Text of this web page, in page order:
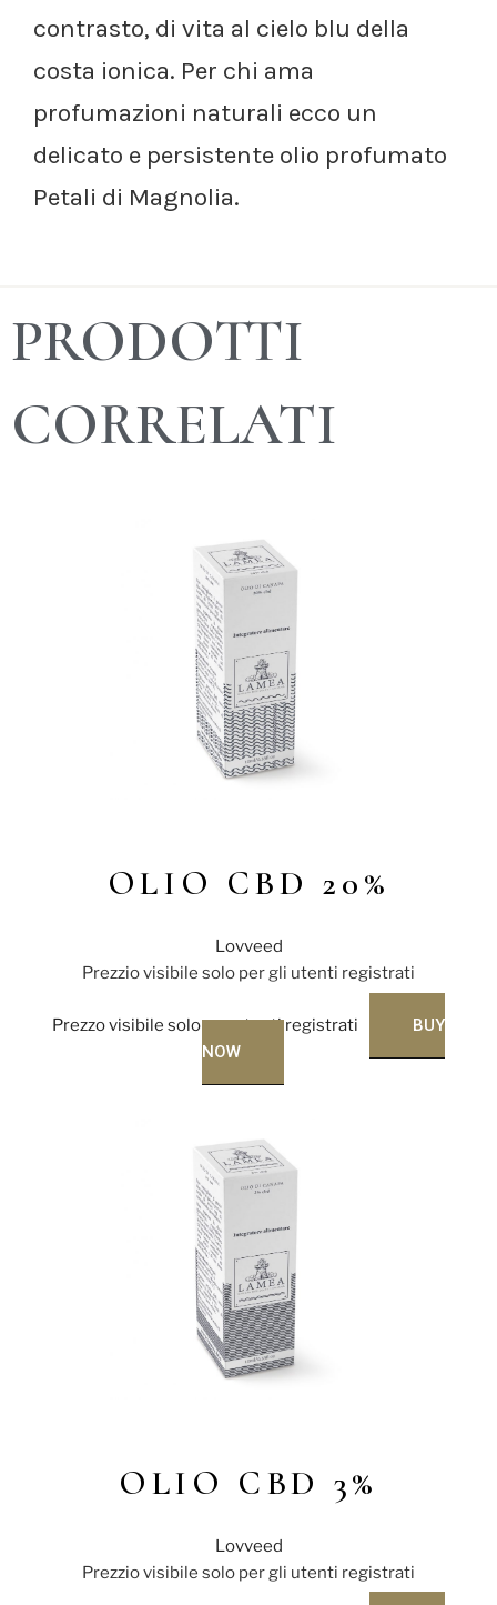
contrasto, di vita al cielo blu della
costa ionica. Per chi ama
profumazioni naturali ecco un
delicato e persistente olio profumato
Petali di Magnolia.
PRODOTTI
CORRELATI
OLIO CBD 20%
Lovveed
Prezzio visibile solo per gli utenti registrati
Prezzo visibile solo per utenti registrati
BUY
NOW
OLIO CBD 3%
Lovveed
Prezzio visibile solo per gli utenti registrati